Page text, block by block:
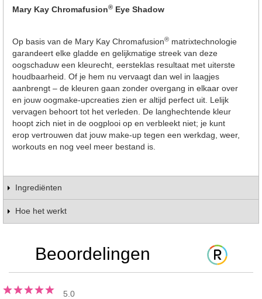
Mary Kay Chromafusion® Eye Shadow
Op basis van de Mary Kay Chromafusion® matrixtechnologie
garandeert elke gladde en gelijkmatige streek van deze
oogschaduw een kleurecht, eersteklas resultaat met uiterste
houdbaarheid. Of je hem nu vervaagt dan wel in laagjes
aanbrengt – de kleuren gaan zonder overgang in elkaar over
en jouw oogmake-upcreaties zien er altijd perfect uit. Lelijk
vervagen behoort tot het verleden. De langhechtende kleur
hoopt zich niet in de oogplooi op en verbleekt niet; je kunt
erop vertrouwen dat jouw make-up tegen een werkdag, weer,
workouts en nog veel meer bestand is.
Ingrediënten
Hoe het werkt
Beoordelingen
5.0